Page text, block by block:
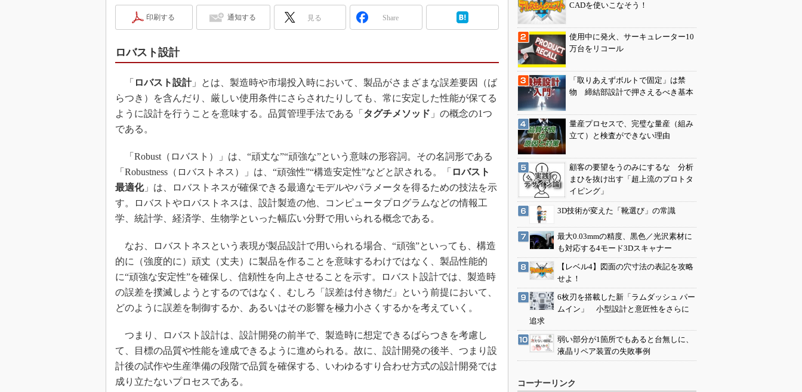
AUTOMOTIVE WORLD
産業オープンネット展
ISO26262
無償設計ツール
3Dプリンタ
デジタルツインとCAE
インダストリー4.0
イノベーション
製造業ビッグデータ
メイドインジャパン
知財マネジメント
海外生産
グローバル設計・開発
制御セキュリティ
印刷する 通知する 見る Share
ロバスト設計
「 ロバスト設計」とは、製造時や市場投入時において、製品がさまざまな誤差要因（ば
らつき）を含んだり、厳しい使用条件にさらされたりしても、常に安定した性能が保てる
ように設計を行うことを意味する。品質管理手法である「 タグチメソッド 」の概念の1つ
である。
「Robust（ロバスト）」は、“頑丈な”“頑強な”という意味の形容詞。その名詞形である
「Robustness（ロバストネス）」は、“頑強性”“構造安定性”などと訳される。「 ロバスト
最適化」は、ロバストネスが確保できる最適なモデルやパラメータを得るための技法を示
す。ロバストやロバストネスは、設計製造の他、コンピュータプログラムなどの情報工
学、統計学、経済学、生物学といった幅広い分野で用いられる概念である。
なお、ロバストネスという表現が製品設計で用いられる場合、“頑強”といっても、構造
的に（強度的に）頑丈（丈夫）に製品を作ることを意味するわけではなく、製品性能的
に“頑強な安定性”を確保し、信頼性を向上させることを示す。ロバスト設計では、製造時
の誤差を撲滅しようとするのではなく、むしろ「誤差は付き物だ」という前提において、
どのように誤差を制御するか、あるいはその影響を極力小さくするかを考えていく。
つまり、ロバスト設計は、設計開発の前半で、製造時に想定できるばらつきを考慮し
て、目標の品質や性能を達成できるように進められる。故に、設計開発の後半、つまり設
計後の試作や生産準備の段階で品質を確保する、いわゆるすり合わせ方式の設計開発では
成り立たないプロセスである。
CADを使いこなそう！
使用中に発火、サーキュレーター10
万台をリコール
「取りあえずボルトで固定」は禁
物 締結部設計で押さえるべき基本
量産プロセスで、完璧な量産（組み
立て）と検査ができない理由
顧客の要望をうのみにするな 分析
まひを抜け出す「超上流のプロトタ
イピング」
3D技術が変えた「靴選び」の常識
最大0.03mmの精度、黒色／光沢素材に
も対応する4モード3Dスキャナー
【レベル4】図面の穴寸法の表記を攻略
せよ！
6枚刃を搭載した新「ラムダッシュ パー
ムイン」 小型設計と意匠性をさらに
追求
弱い部分が1箇所でもあると台無しに、
液晶リペア装置の失敗事例
コーナーリンク